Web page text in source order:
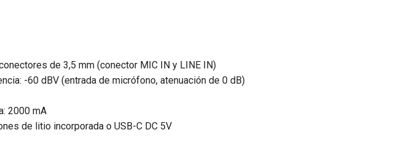
de 3,5 mm (conector MIC IN y LINE IN)
-60 dBV (entrada de micrófono, atenuación de 0 dB)
2000 mA
de litio incorporada o USB-C DC 5V